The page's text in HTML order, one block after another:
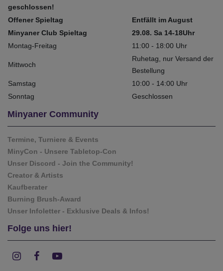
geschlossen!
Offener Spieltag
Entfällt im August
Minyaner Club Spieltag
29.08. Sa 14-18Uhr
Montag-Freitag
11:00 - 18:00 Uhr
Mittwoch
Ruhetag, nur Versand der
Bestellung
Samstag
10:00 - 14:00 Uhr
Sonntag
Geschlossen
Minyaner Community
Termine, Turniere & Events
MinyCon - Unsere Tabletop-Con
Unser Discord - Join the Community!
Creator & Artists
Kaufberater
Burning Brush-Award
Unser Infoletter - Exklusive Deals & Infos!
Folge uns hier!